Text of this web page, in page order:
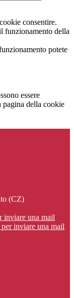
consentire.
funzionamento della
potete
essere
pagina della cookie
(CZ)
inviare una mail
inviare una mail